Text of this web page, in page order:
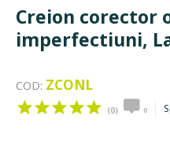
Creion corector
imperfectiuni,
COD: ZCONL
(0) 0